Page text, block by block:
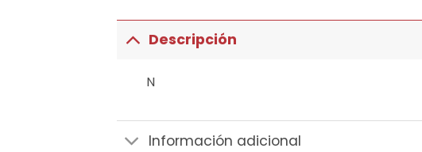
Descripción
N
Información adicional